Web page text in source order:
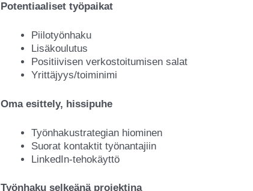
Potentiaaliset työpaikat
Piilotyönhaku
Lisäkoulutus
Positiivisen verkostoitumisen salat
Yrittäjyys/toiminimi
Oma esittely, hissipuhe
Työnhakustrategian hiominen
Suorat kontaktit työnantajiin
LinkedIn-tehokäyttö
Työnhaku selkeänä projektina